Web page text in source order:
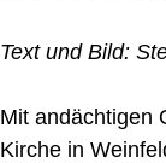
Text und Bild:
Mit andächtigen
Kirche in